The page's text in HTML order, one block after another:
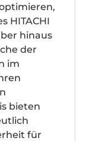
HITACHI
hinaus
der
im
bieten
für